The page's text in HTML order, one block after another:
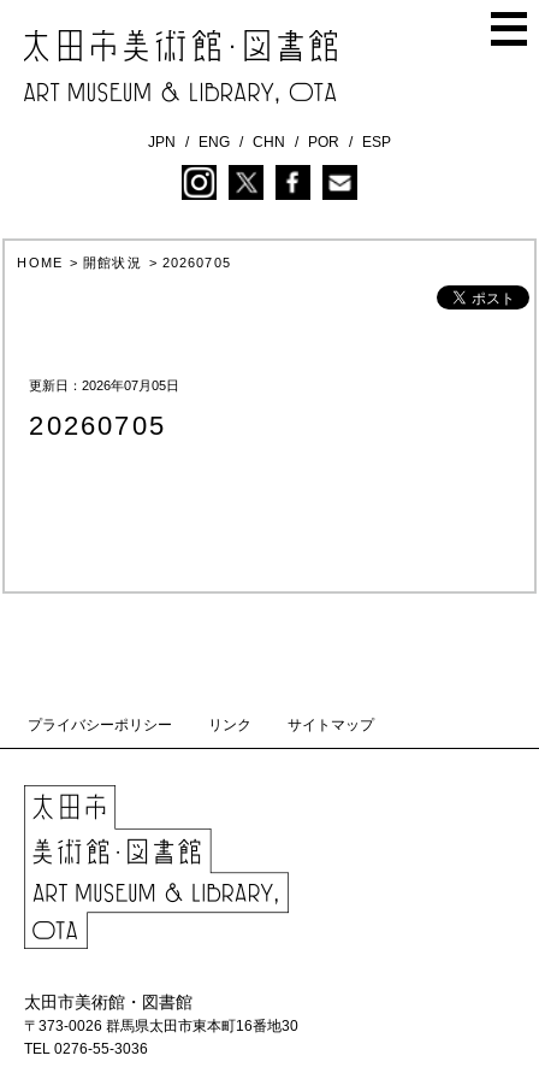
JPN ENG CHN POR ESP
HOME >開館状況 > 20260705
更新日：2026年07月05日
20260705
プライバシーポリシー リンク サイトマップ
太田市美術館・図書館
〒373-0026 群馬県太田市東本町16番地30
TEL 0276-55-3036